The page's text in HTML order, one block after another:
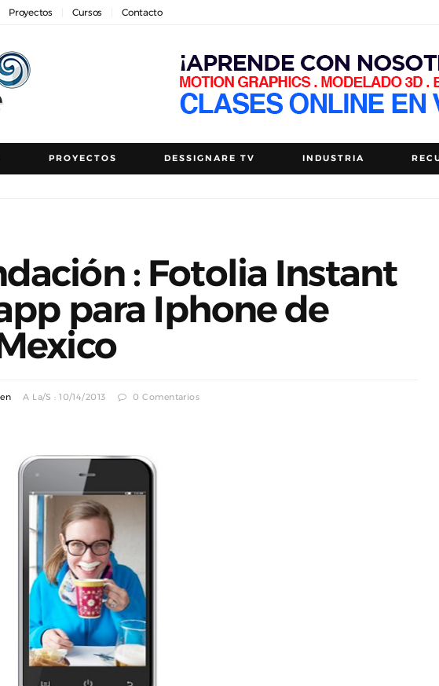
Proyectos Cursos Contacto
PROYECTOS DESSIGNARE TV INDUSTRIA
: Fotolia Instant
para Iphone de
A La/s : 10/14/2013 0 Comentarios